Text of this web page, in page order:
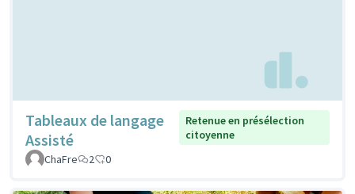
Tableaux de langage
Assisté
Retenue en présélection
citoyenne
ChaFre
2 0